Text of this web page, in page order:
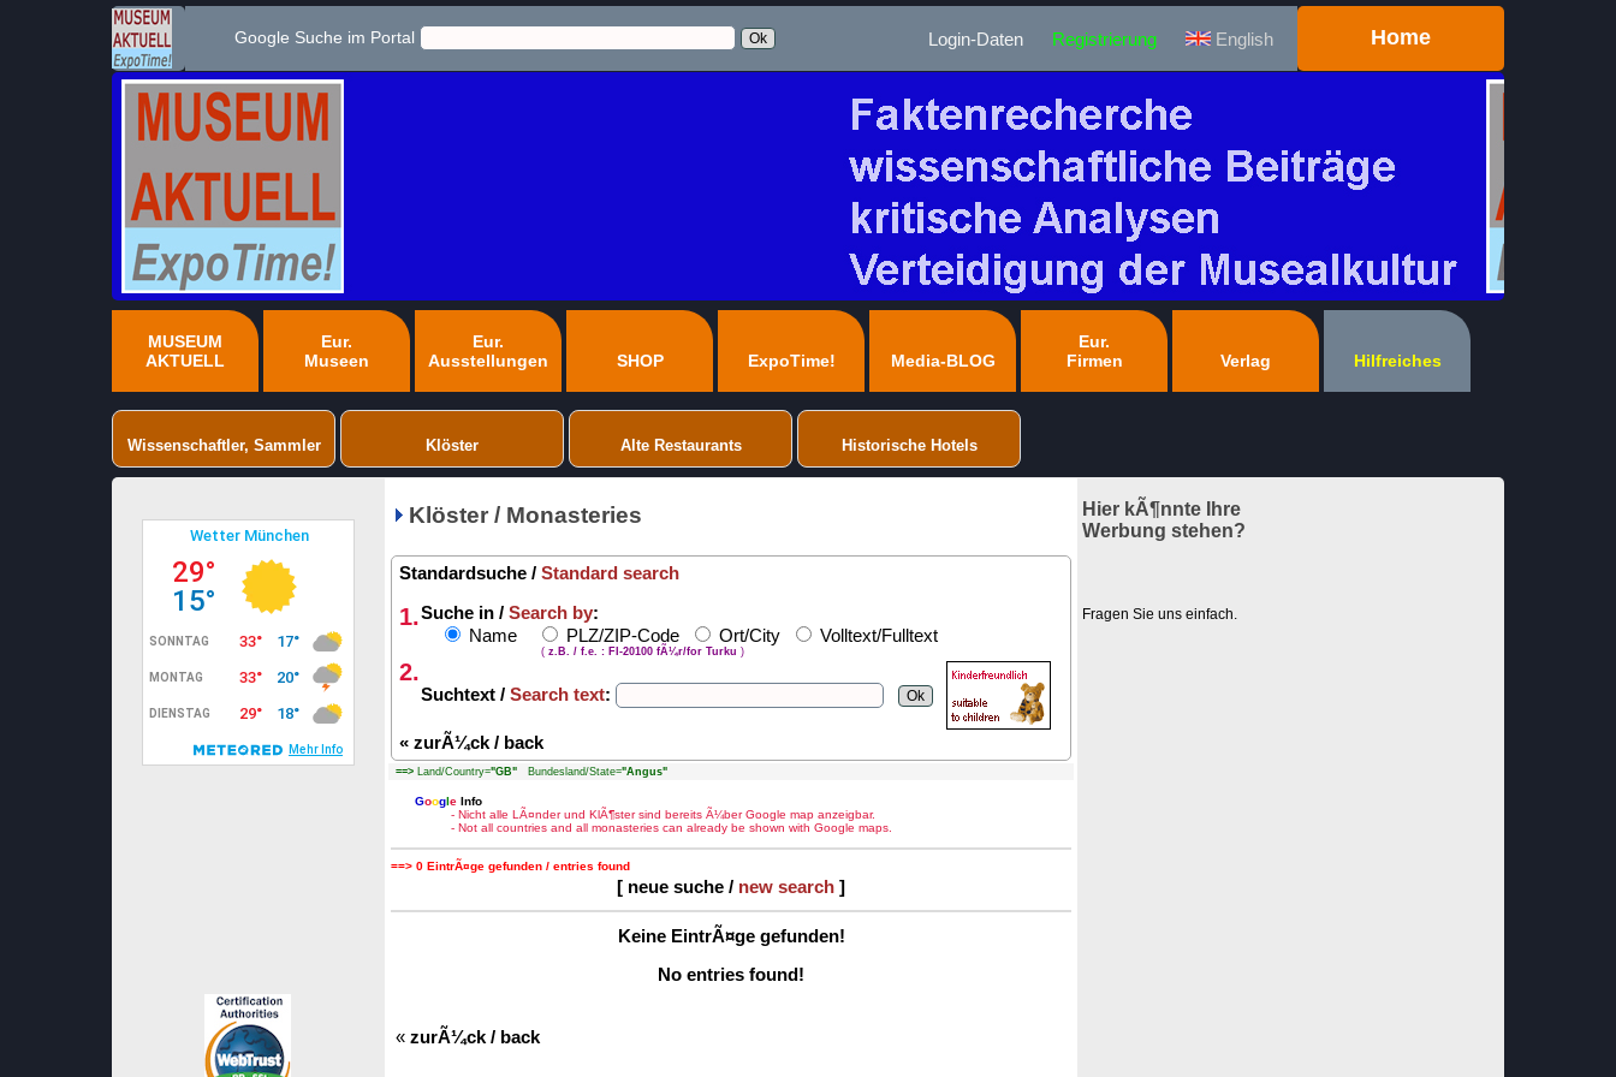
Google Suche im Portal Login-Daten Registrierung English Home
MUSEUM
AKTUELL
Eur.
Museen
Eur.
Ausstellungen
SHOP ExpoTime! Media-BLOG
Eur.
Firmen
Verlag Hilfreiches
Wissenschaftler, Sammler Klöster Alte Restaurants Historische Hotels
Klöster / Monasteries
Standardsuche / Standard search
1.Suche in / Search by:
Name
PLZ/ZIP-Code Ort/City Volltext/Fulltext
( z.B. / f.e. : FI-20100 fÃ¼r/for Turku )
2.
Suchtext / Search text:
« zurÃ¼ck / back
==> Land/Country="GB" Bundesland/State="Angus"
Google Info
- Nicht alle LÃ¤nder und KlÃ¶ster sind bereits Ã¼ber Google map anzeigbar.
- Not all countries and all monasteries can already be shown with Google maps.
==> 0 EintrÃ¤ge gefunden / entries found
[ neue suche / new search ]
Keine EintrÃ¤ge gefunden!
No entries found!
« zurÃ¼ck / back
Hier kÃ¶nnte Ihre
Werbung stehen?
Fragen Sie uns einfach.